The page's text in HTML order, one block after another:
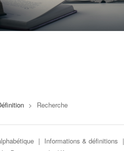
> Recherche
| Informations & définitions |